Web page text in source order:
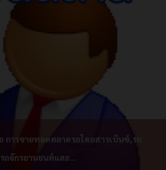
ารขายทอดตลาดรถโดยสารเบ็นซ์,รถ
ถจักรยานยนต์และ...